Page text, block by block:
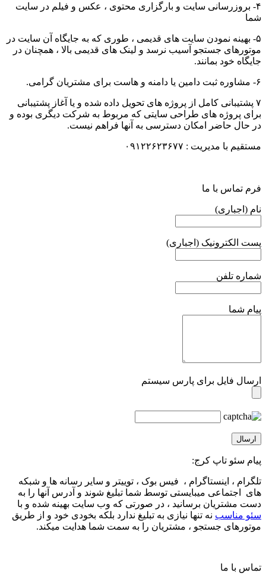
۴- بروزرسانی سایت و بارگزاری محتوی ، عکس و فیلم در سایت
شما
۵- بهینه نمودن سایت های قدیمی ، طوری که به جایگاه آن سایت در
موتورهای جستجو آسیب نرسد و لینک های قدیمی بالا ، همچنان در
جایگاه خود بمانند.
۶- مشاوره ثبت دامین یا دامنه و هاست برای مشتریان گرامی.
۷ پشتیبانی کامل از پروژه های تحویل داده شده و یا آغاز پشتیبانی
برای پروژه های طراحی سایتی که مربوط به شرکت دیگری بوده و
در حال حاضر امکان دسترسی به آنها فراهم نیست.
مستقیم با مدیریت : ۰۹۱۲۲۶۲۳۶۷۷
فرم تماس با ما
نام (اجباری)
پست الکترونیک (اجباری)
شماره تلفن
پیام شما
ارسال فایل برای پارس سیستم
پیام سئو تاپ کرج:
تلگرام ، اینستاگرام ، فیس بوک ، توییتر و سایر رسانه ها و شبکه
های اجتماعی میبایستی توسط شما تبلیغ شوند و آدرس آنها را به
دست مشتریان برسانید ، در صورتی که وب سایت بهینه شده و با
سئو مناسب نه تنها نیازی به تبلیغ ندارد بلکه بخودی خود و از طریق
موتورهای جستجو ، مشتریان را به سمت شما هدایت میکند.
تماس با ما